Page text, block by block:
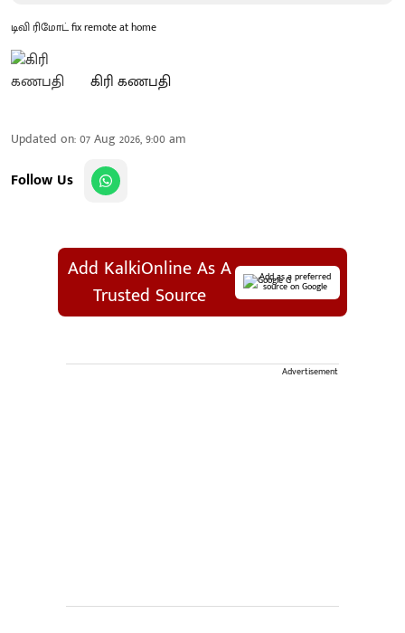
டிவி ரிமோட் fix remote at home
கிரி கணபதி
Updated on:07 Aug 2026, 9:00 am
Follow Us
Add KalkiOnline As A
Trusted Source
Add as a preferred
source on Google
Advertisement